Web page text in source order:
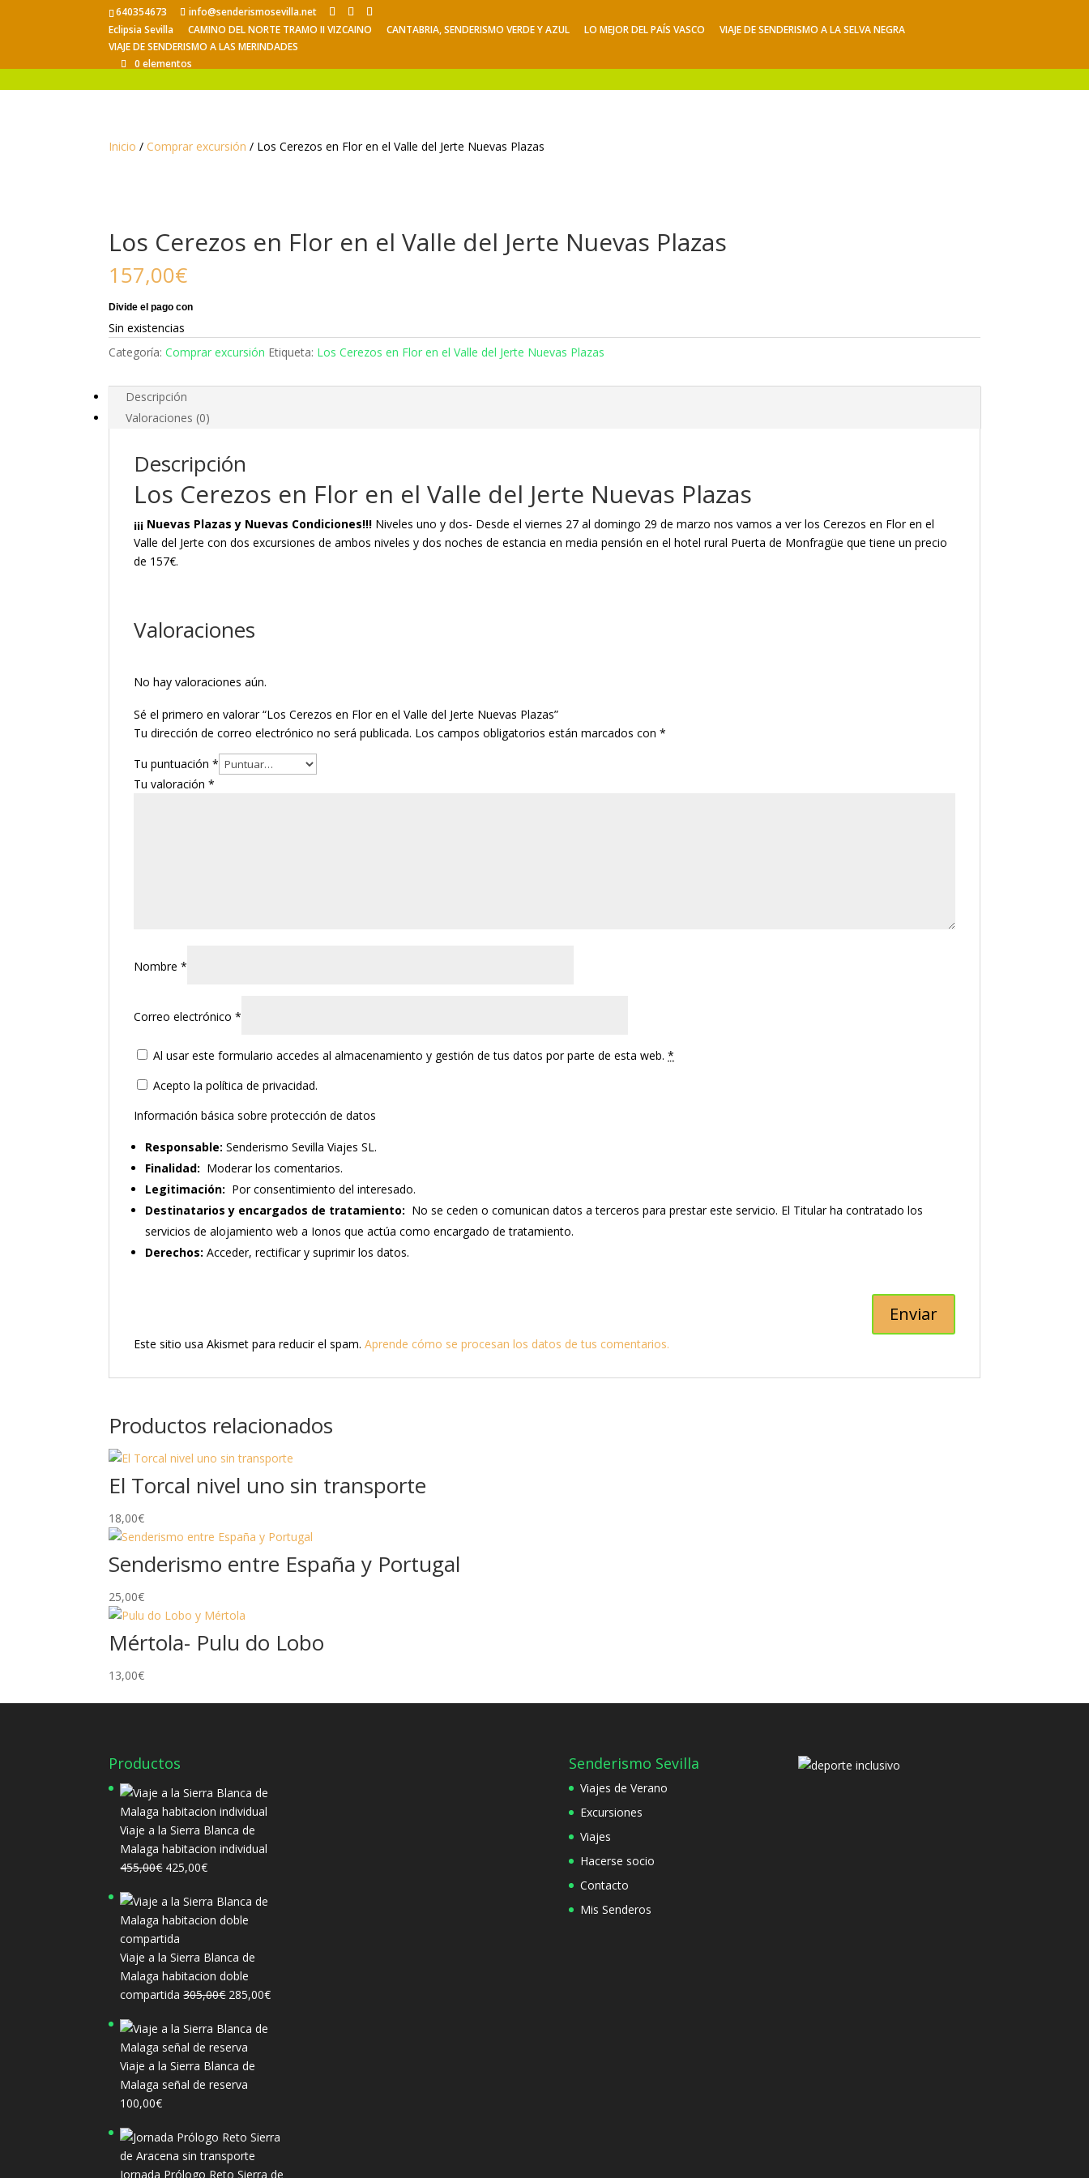
640354673
info@senderismosevilla.net
Eclipsia Sevilla
CAMINO DEL NORTE TRAMO II VIZCAINO CANTABRIA, SENDERISMO VERDE Y AZUL LO MEJOR DEL PAÍS VASCO
VIAJE DE SENDERISMO A LA SELVA NEGRA
VIAJE DE SENDERISMO A LAS MERINDADES
0 elementos
Inicio / Comprar excursión / Los Cerezos en Flor en el Valle del Jerte Nuevas Plazas
Los Cerezos en Flor en el Valle del Jerte Nuevas Plazas
157,00€
Sin existencias
Categoría:Comprar excursión Etiqueta: Los Cerezos en Flor en el Valle del Jerte Nuevas Plazas
Descripción
Valoraciones (0)
Descripción
Los Cerezos en Flor en el Valle del Jerte Nuevas Plazas
¡¡¡ Nuevas Plazas y Nuevas Condiciones!!! Niveles uno y dos- Desde el viernes 27 al domingo 29 de marzo nos vamos a ver los Cerezos en Flor en el
Valle del Jerte con dos excursiones de ambos niveles y dos noches de estancia en media pensión en el hotel rural Puerta de Monfragüe que tiene un precio
de 157€.
Valoraciones
No hay valoraciones aún.
Sé el primero en valorar “Los Cerezos en Flor en el Valle del Jerte Nuevas Plazas”
Tu dirección de correo electrónico no será publicada. Los campos obligatorios están marcados con*
Tu puntuación*
Tu valoración*
Nombre*
Correo electrónico*
Al usar este formulario accedes al almacenamiento y gestión de tus datos por parte de esta web.*
Acepto la política de privacidad.
Información básica sobre protección de datos
Responsable: Senderismo Sevilla Viajes SL.
Finalidad: Moderar los comentarios.
Legitimación: Por consentimiento del interesado.
Destinatarios y encargados de tratamiento: No se ceden o comunican datos a terceros para prestar este servicio. El Titular ha contratado los
servicios de alojamiento web a Ionos que actúa como encargado de tratamiento.
Derechos: Acceder, rectificar y suprimir los datos.
Este sitio usa Akismet para reducir el spam.Aprende cómo se procesan los datos de tus comentarios.
Productos relacionados
El Torcal nivel uno sin transporte
18,00€
Senderismo entre España y Portugal
25,00€
Mértola- Pulu do Lobo
13,00€
Productos
Viaje a la Sierra Blanca de
Malaga habitacion individual
455,00€ El
original
era:
455,00€.
425,00€El
actual
es:
Viaje a la Sierra Blanca de
Malaga habitacion doble
compartida 305,00€ El
original
era:
305,00€.
285,00€El
Viaje a la Sierra Blanca de
Malaga señal de reserva
100,00€
Jornada Prólogo Reto Sierra de
Senderismo Sevilla
Viajes de Verano
Excursiones
Viajes
Hacerse socio
Contacto
Mis Senderos